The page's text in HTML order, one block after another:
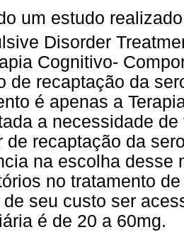
um estudo
Disorder
Cognitivo-
de recaptação da
é apenas a
a necessidade
de recaptação da
na escolha desse
no tratamento
de seu custo ser
é de 20 a 60mg.